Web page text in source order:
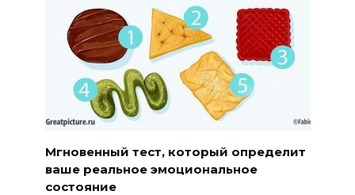
Мгновенный тест, который определит
ваше реальное эмоциональное
состояние